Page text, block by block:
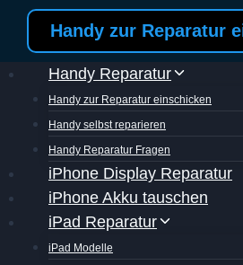
Zum
Handy zur Reparatur
Handy Reparatur
Handy zur Reparatur einschicken
Handy selbst reparieren
Handy Reparatur Fragen
iPhone Display Reparatur
iPhone Akku tauschen
iPad Reparatur
iPad Modelle